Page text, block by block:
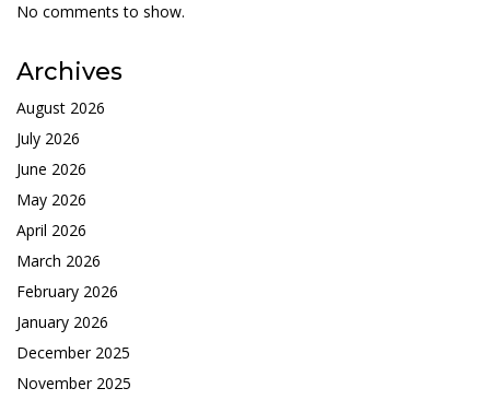
No comments to show.
Archives
August 2026
July 2026
June 2026
May 2026
April 2026
March 2026
February 2026
January 2026
December 2025
November 2025